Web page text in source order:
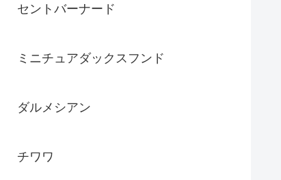
セントバーナード
ミニチュアダックスフンド
ダルメシアン
チワワ